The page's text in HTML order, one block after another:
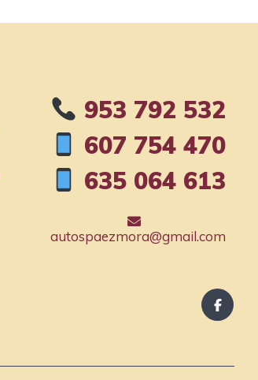
953 792 532
607 754 470
635 064 613
autospaezmora@gmail.com